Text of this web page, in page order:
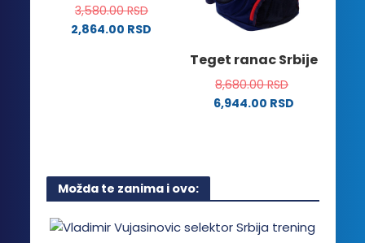
biti
izabrane
izabrane
na
proizvoda.
3,580.00RSD
2,864.00 RSD
biti
izabrane
stranici
Teget ranac Srbije
8,680.00RSD
6,944.00 RSD
Možda te zanima i ovo: